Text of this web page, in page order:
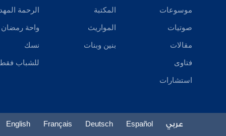
موسوعات
صوتيات
مقالات
فتاوى
استشارات
المكتبة
المواريث
بنين وبنات
الرحمة
واحة رمضان
نسك
للشباب فقط
عربي Español
Deutsch
Français
English